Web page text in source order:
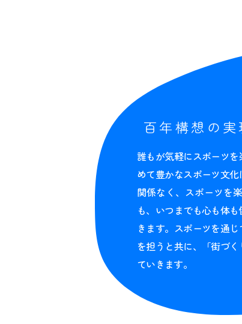
百年構想の実
誰もが気軽にスポーツ
めて豊かなスポーツ文
関係なく、スポーツを
も、いつまでも心も体
きます。スポーツを通
を担うと共に、「街づ
ていきます。